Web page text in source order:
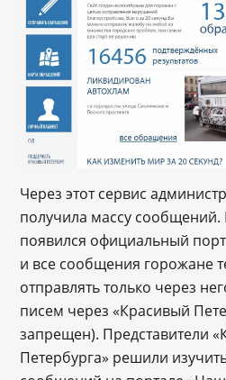
Через этот сервис
получила массу сообщений.
появился официальный
и все сообщения горожане
отправлять только через
писем через «Красивый
запрещен). Представители
Петербурга» решили